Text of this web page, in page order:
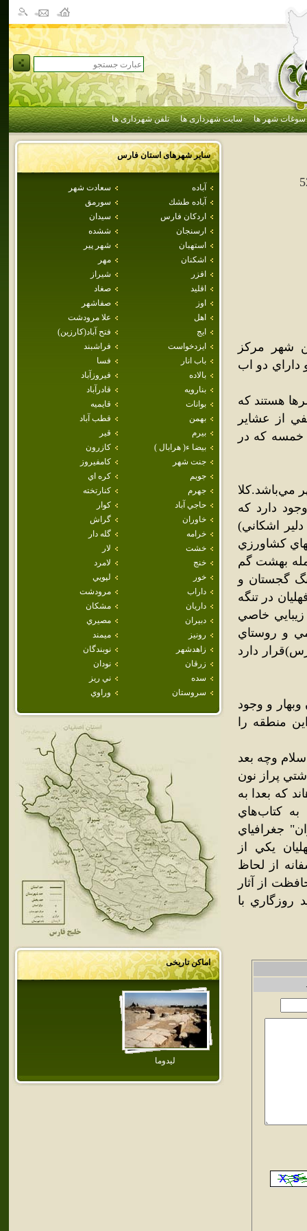
سوغات شهر ها سایت شهرداری ها تلفن شهرداری ها
سایر شهرهای استانفارس
آباده
سعادت شهر
آباده طشك
سورمق
اردكان فارس
سيدان
ارسنجان
ششده
استهبان
شهر پير
اشكنان
مهر
افزر
شيراز
اقليد
صغاد
اوز
صفاشهر
اهل
علا مرودشت
ايج
فتح آباد(كارزين)
ايزدخواست
فراشبند
باب انار
فسا
بالاده
فيروزآباد
بنارويه
قادرآباد
بوانات
قايميه
بهمن
قطب آباد
بيرم
قير
بيضا ء( هرابال )
كازرون
جنت شهر
كامفيروز
جويم
كره اي
جهرم
كنارتخته
حاجي آباد
كوار
خاوران
گراش
خرامه
گله دار
خشت
لار
خنج
لامرد
خور
لپويي
داراب
مرودشت
داريان
مشكان
دبيران
مصيري
رونيز
ميمند
زاهدشهر
نوبندگان
زرقان
نودان
سده
ني ريز
سروستان
وراوي
اماکن تاریخی
ليدوما
شهر مرکز
دو اب
هستند که
از عشاير
خمسه که در
مي‌باشد.کلا
دارد که
اشکاني)
کشاورزي
بهشت گم
گجستان و
در تنگه
خاصي
و روستاي
دارد
و وجود
منطقه را
وچه بعد
پراز نون
که بعدا به
به کتاب‌هاي
جغرافياي
روستاي فهليان يکي از
از لحاظ
از آثار
روزگاري با